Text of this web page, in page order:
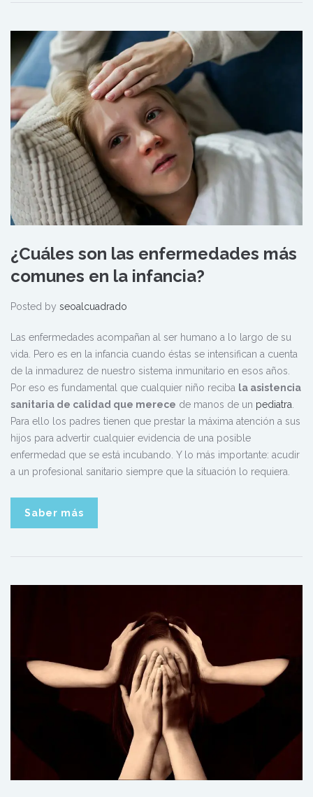
¿Cuáles son las enfermedades más
comunes en la infancia?
Posted by seoalcuadrado
Las enfermedades acompañan al ser humano a lo largo de su
vida. Pero es en la infancia cuando éstas se intensifican a cuenta
de la inmadurez de nuestro sistema inmunitario en esos años.
Por eso es fundamental que cualquier niño reciba la asistencia
sanitaria de calidad que merece de manos de un pediatra.
Para ello los padres tienen que prestar la máxima atención a sus
hijos para advertir cualquier evidencia de una posible
enfermedad que se está incubando. Y lo más importante: acudir
a un profesional sanitario siempre que la situación lo requiera.
Saber más